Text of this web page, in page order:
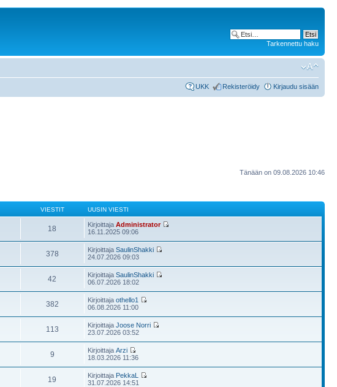
Tarkennettu haku
UKK Rekisteröidy Kirjaudu sisään
Tänään on 09.08.2026 10:46
VIESTIT UUSIN VIESTI
18 KirjoittajaAdministrator
16.11.2025 09:06
378 KirjoittajaSaulinShakki
24.07.2026 09:03
42 KirjoittajaSaulinShakki
06.07.2026 18:02
382 Kirjoittajaothello1
06.08.2026 11:00
113 KirjoittajaJoose Norri
23.07.2026 03:52
9 KirjoittajaArzi
18.03.2026 11:36
19 Kirjoittaja PekkaL
31.07.2026 14:51